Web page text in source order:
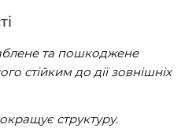
та пошкоджене
стійким до дії зовнішніх
структуру.